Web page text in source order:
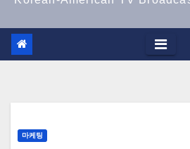
마케팅